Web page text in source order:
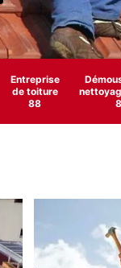
Entreprise
de toiture
88